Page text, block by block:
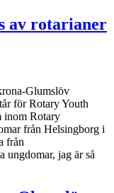
av rotarianer
Glumslöv
för Rotary Youth
inom Rotary
från Helsingborg i
från
ungdomar, jag är så